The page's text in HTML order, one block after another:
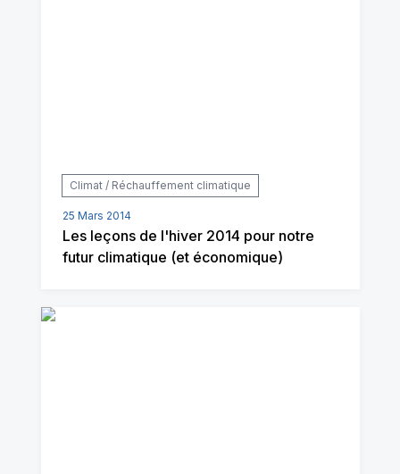
Climat / Réchauffement climatique
25 Mars 2014
Les leçons de l'hiver 2014 pour notre
futur climatique (et économique)